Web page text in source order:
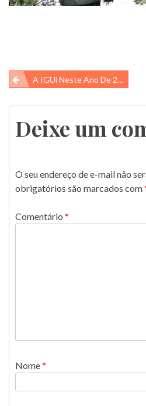
Navegação
de
Post
A IGUi Neste Ano De 2022 Financiou 5 Alunos De Iniciação Científica E Vamos Apresentar Uma Delas Hoje….
Deixe um
O seu endereço de e-mail não
obrigatórios são marcados com
Comentário *
Nome*